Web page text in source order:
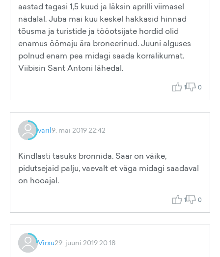
aastad tagasi 1,5 kuud ja läksin aprilli viimasel
nädalal. Juba mai kuu keskel hakkasid hinnad
tõusma ja turistide ja tööotsijate hordid olid
enamus öömaju ära broneerinud. Juuni alguses
polnud enam pea midagi saada korralikumat.
Viibisin Sant Antoni lähedal.
1 0
varil9. mai 2019 22:42
Kindlasti tasuks bronnida. Saar on väike,
pidutsejaid palju, vaevalt et väga midagi saadaval
on hooajal.
1 0
Virxu29. juuni 2019 20:18